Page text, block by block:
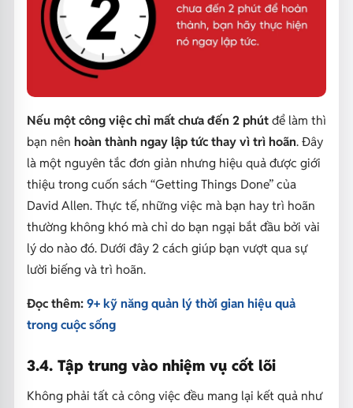
Nếu một công việc chỉ mất chưa đến 2 phútđể làm thì
bạn nên hoàn thành ngay lập tức thay vì trì hoãn. Đây
là một nguyên tắc đơn giản nhưng hiệu quả được giới
thiệu trong cuốn sách “Getting Things Done” của
David Allen. Thực tế, những việc mà bạn hay trì hoãn
thường không khó mà chỉ do bạn ngại bắt đầu bởi vài
lý do nào đó. Dưới đây 2 cách giúp bạn vượt qua sự
lười biếng và trì hoãn.
Đọc thêm: 9+ kỹ năng quản lý thời gian hiệu quả
trong cuộc sống
3.4. Tập trung vào nhiệm vụ cốt lõi
Không phải tất cả công việc đều mang lại kết quả như